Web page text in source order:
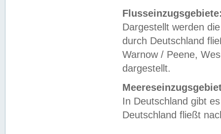
Dargestellt werden
durch Deutschland
Warnow / Peene,
dargestellt.
In Deutschland gibt
Deutschland fließt